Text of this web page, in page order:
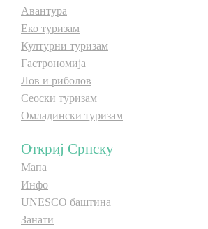
Авантура
Еко туризам
Културни туризам
Гастрономија
Лов и риболов
Сеоски туризам
Омладински туризам
Откриј Српску
Мапа
Инфо
UNESCO баштина
Занати